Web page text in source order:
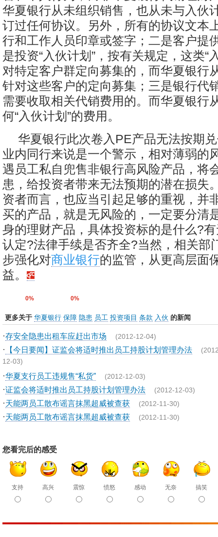
华夏银行从未组织销售，也从未与入伙
订过任何协议。另外，所有的协议文本
行和工作人员印章或签字；二是客户提
是投资“入伙计划”，按有关规定，这类“
对特定客户群定向募集的，而华夏银行
针对这些客户的定向募集；三是银行代
需要收取相关代销费用的。而华夏银行
何“入伙计划”的费用。
华夏银行此次卷入PE产品无法按期
业内同行来说是一个警示，相对薄弱的
遇员工私自兜售非银行高风险产品，将
患，给投资者带来无法预期的潜在损失
资者而言，也应当引起足够的重视，并
买的产品，就是无风险的，一定要分清
身的理财产品，具体投资标的是什么?
认定?法律手续是否齐全?当然，相关部
步强化对商业银行的监管，从更高层面
益。
0% 0%
更多关于 华夏银行 保障 隐患 员工 投资项目 条款 入伙 的新闻
·存安全隐患出租车应赶出市场 (2012-12-04)
· 【今日要闻】证监会将适时推出员工持股计划管理办法
12-03)
·华夏支行员工违规售“私货” (2012-12-03)
·证监会将适时推出员工持股计划管理办法 (2012-12-03)
·天能两员工散布谣言抹黑超威被查获 (2012-11-30)
·天能两员工散布谣言抹黑超威被查获 (2012-11-30)
您看完后的感受
支持 高兴 震惊 愤怒 感动 无奈 搞笑